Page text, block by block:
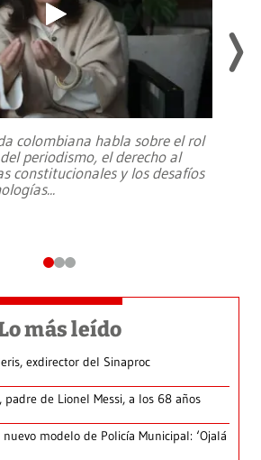
colombiana habla sobre el rol
periodismo, el derecho al
constitucionales y los desafíos
...
más leído
exdirector del Sinaproc
padre de Lionel Messi, a los 68 años
modelo de Policía Municipal: ‘Ojalá